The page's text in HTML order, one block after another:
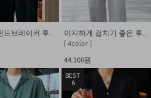
에센셜 윈드브레이커 후드 자켓
이지하게 걸치기 좋은 후드 숏 야상자켓
[ 4color ]
44,100원
6